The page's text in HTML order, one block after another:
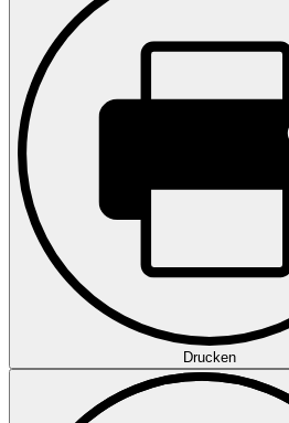
Drucken